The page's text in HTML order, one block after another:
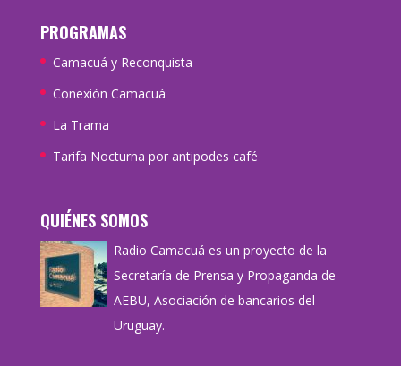
PROGRAMAS
Camacuá y Reconquista
Conexión Camacuá
La Trama
Tarifa Nocturna por antipodes café
QUIÉNES SOMOS
Radio Camacuá es un proyecto de la
Secretaría de Prensa y Propaganda de
AEBU, Asociación de bancarios del
Uruguay.